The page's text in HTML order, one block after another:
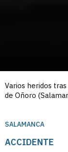
Varios heridos
de Oñoro
SALAMANCA
ACCIDENTE